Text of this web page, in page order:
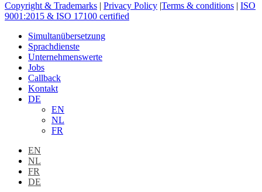
Copyright & Trademarks | Privacy Policy |Terms & conditions | ISO
9001:2015 & ISO 17100 certified
Close
Menu
Simultanübersetzung
Sprachdienste
Unternehmenswerte
Jobs
Callback
Kontakt
DE
EN
NL
FR
EN
NL
FR
DE